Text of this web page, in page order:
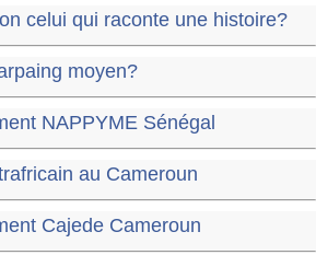
celui qui raconte une histoire?
moyen?
NAPPYME Sénégal
au Cameroun
Cajede Cameroun